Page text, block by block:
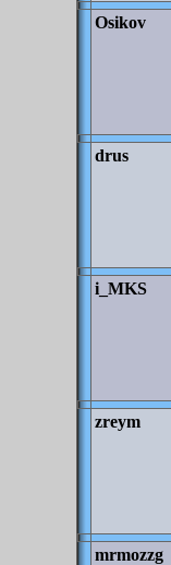
Osikov
drus
i_MKS
zreym
mrmozzg